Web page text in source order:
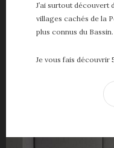
J’ai surtout découvert
villages cachés de la
plus connus du Bassin.
Je vous fais découvrir